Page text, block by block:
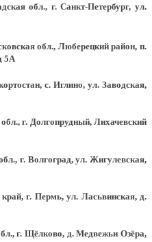
обл., г. Санкт-Петербург, ул.
обл., Люберецкий район, п.
5А
с. Иглино, ул. Заводская,
г. Долгопрудный, Лихачевский
г. Волгоград, ул. Жигулевская,
г. Пермь, ул. Ласьвинская, д.
г. Щёлково, д. Медвежьи Озёра,